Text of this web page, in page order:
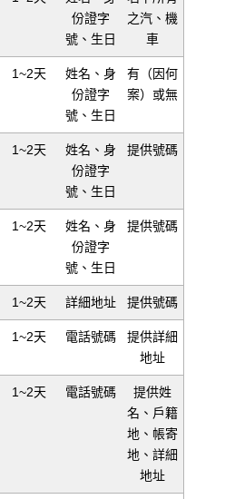
份證字
號、生日
之汽、機
車
1~2天
姓名、身
份證字
號、生日
有（因何
案）或無
1~2天
姓名、身
份證字
號、生日
提供號碼
1~2天
姓名、身
份證字
號、生日
提供號碼
1~2天 詳細地址 提供號碼
1~2天 電話號碼
提供詳細
地址
1~2天 電話號碼
提供姓
名、戶籍
地、帳寄
地、詳細
地址